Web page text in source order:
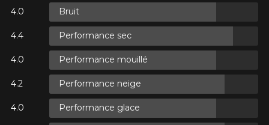
Bruit
Performance sec
Performance mouillé
Performance neige
Performance glace